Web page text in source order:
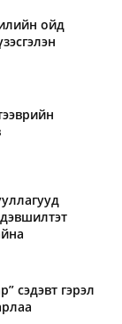
ойд
сэдэвт гэрэл